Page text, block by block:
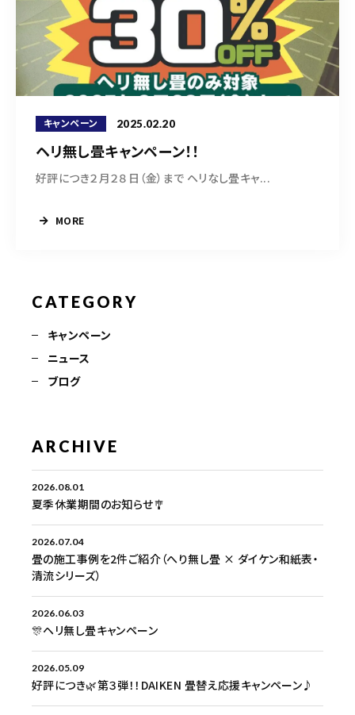
キャンペーン 2025.02.20
ヘリ無し畳キャンペーン！！
好評につき２月２８日（金）まで ヘリなし畳キャ...
MORE
CATEGORY
キャンペーン
ニュース
ブログ
ARCHIVE
2026.08.01
夏季休業期間のお知らせ🎐
2026.07.04
畳の施工事例を2件ご紹介（へり無し畳 × ダイケン和紙表・
清流シリーズ）
2026.06.03
🎊ヘリ無し畳キャンペーン
2026.05.09
好評につき🌿第３弾！！DAIKEN 畳替え応援キャンペーン♪